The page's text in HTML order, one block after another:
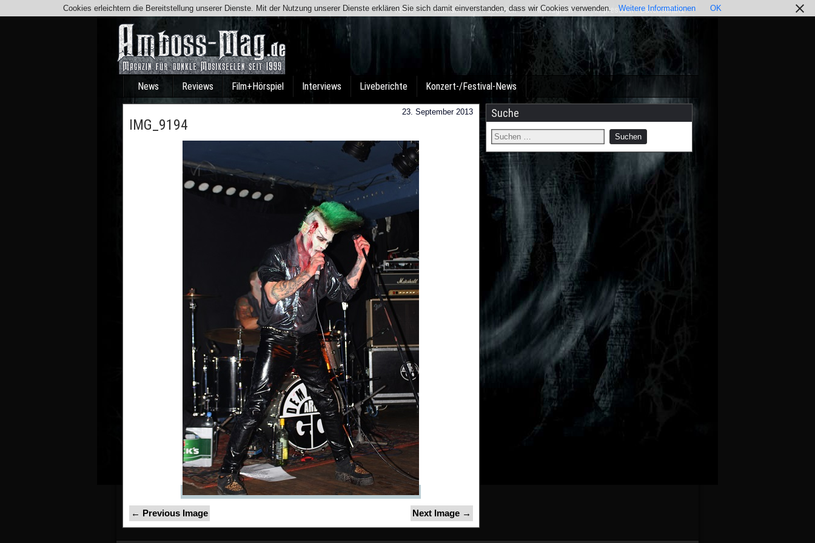
Team Kontakt Facebook Instagram Impressum / Datenschutz
News Reviews Film+Hörspiel Interviews Liveberichte Konzert-/Festival-News
23. September 2013
IMG_9194
← Previous Image Next Image →
Suche
Cookies erleichtern die Bereitstellung unserer Dienste. Mit der Nutzung unserer Dienste erklären Sie sich damit einverstanden, dass wir Cookies verwenden. Weitere Informationen OK